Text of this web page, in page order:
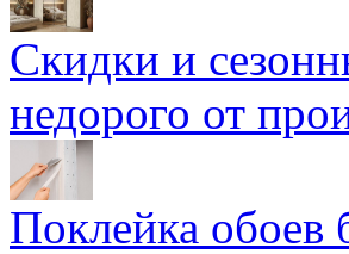
Скидки и
недорого от
Поклейка обоев